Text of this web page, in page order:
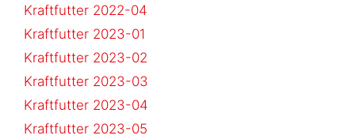
Kraftfutter 2022-04
Kraftfutter 2023-01
Kraftfutter 2023-02
Kraftfutter 2023-03
Kraftfutter 2023-04
Kraftfutter 2023-05